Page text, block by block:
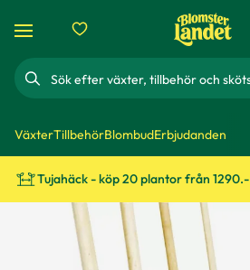
Sök
VäxterTillbehörBlombudErbjudanden
Tujahäck - köp 20 plantor från 1290.-